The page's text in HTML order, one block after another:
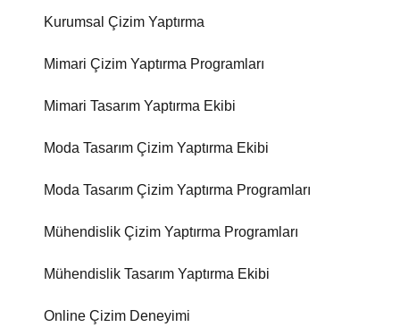
Kurumsal Çizim Yaptırma
Mimari Çizim Yaptırma Programları
Mimari Tasarım Yaptırma Ekibi
Moda Tasarım Çizim Yaptırma Ekibi
Moda Tasarım Çizim Yaptırma Programları
Mühendislik Çizim Yaptırma Programları
Mühendislik Tasarım Yaptırma Ekibi
Online Çizim Deneyimi